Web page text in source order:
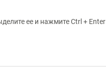
ее и нажмите Ctrl + Enter